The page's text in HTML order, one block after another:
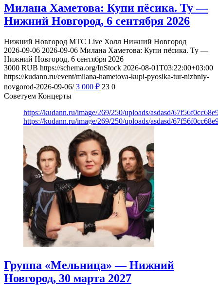
Милана Хаметова: Купи пёсика. Ту —
Нижний Новгород, 6 сентября 2026
Нижний Новгород МТС Live Холл Нижний Новгород
2026-09-06 2026-09-06 Милана Хаметова: Купи пёсика. Ту —
Нижний Новгород, 6 сентября 2026
3000 RUB https://schema.org/InStock 2026-08-01T03:22:00+03:00
https://kudann.ru/event/milana-hametova-kupi-pyosika-tur-nizhniy-
novgorod-2026-09-06/ 3 000 ₽ 23 0
Советуем Концерты
https://kudann.ru/image/269/250/uploads/asdasd/
https://kudann.ru/image/269/250/uploads/asdasd/
Группа «Мельница» — Нижний
Новгород, 30 марта 2027